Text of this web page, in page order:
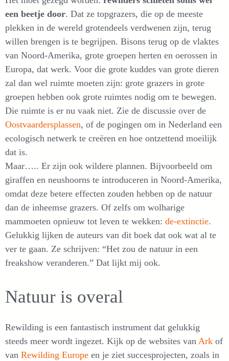
een beetje door. Dat ze topgrazers, die op de meeste
plekken in de wereld grotendeels verdwenen zijn, terug
willen brengen is te begrijpen. Bisons terug op de vlaktes
van Noord-Amerika, grote groepen herten en oerossen in
Europa, dat werk. Voor die grote kuddes van grote dieren
zal dan wel ruimte moeten zijn: grote grazers in grote
groepen hebben ook grote ruimtes nodig om te bewegen.
Die ruimte is er nu vaak niet. Zie de discussie over de
Oostvaardersplassen, of de pogingen om in Nederland een
ecologisch netwerk te creëren en hoe ontzettend moeilijk
dat is.
Maar….. Er zijn ook wildere plannen. Bijvoorbeeld om
giraffen en neushoorns te introduceren in Noord-Amerika,
omdat deze betere effecten zouden hebben op de natuur
dan de inheemse grazers. Of zelfs om wolharige
mammoeten opnieuw tot leven te wekken: de-extinctie.
Gelukkig lijken de auteurs van dit boek dat ook wat al te
ver te gaan. Ze schrijven: “Het zou de natuur in een
freakshow veranderen.” Dat lijkt mij ook.
Natuur is overal
Rewilding is een fantastisch instrument dat gelukkig
steeds meer wordt ingezet. Kijk op de websites van Ark of
van Rewilding Europe en je ziet succesprojecten, zoals in